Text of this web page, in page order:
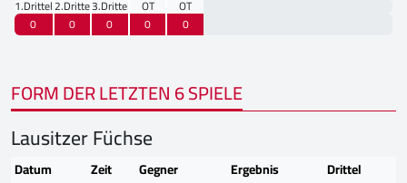
1.Drittel2.Drittel3.Drittel OT
OT
0
0 0 0 0
FORM DER LETZTEN 6 SPIELE
Lausitzer Füchse
Datum Zeit Gegner Ergebnis Drittel